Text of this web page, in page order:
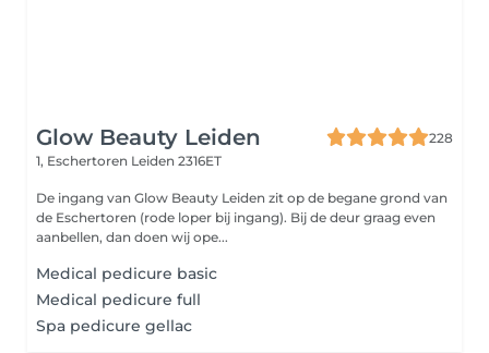
Glow Beauty Leiden
228
1, Eschertoren Leiden 2316ET
De ingang van Glow Beauty Leiden zit op de begane grond van
de Eschertoren (rode loper bij ingang). Bij de deur graag even
aanbellen, dan doen wij ope...
Medical pedicure basic
Medical pedicure full
Spa pedicure gellac